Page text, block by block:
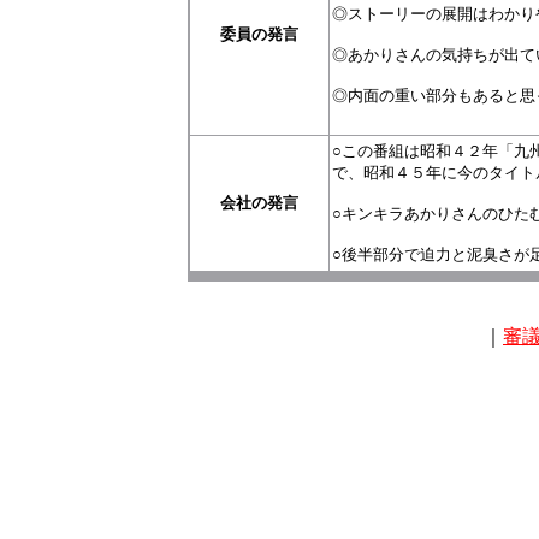
委員の発言
◎ストーリーの展開はわかり
◎あかりさんの気持ちが出て
◎内面の重い部分もあると思
会社の発言
○この番組は昭和４２年「九
で、昭和４５年に今のタイ
○キンキラあかりさんのひた
○後半部分で迫力と泥臭さが
審